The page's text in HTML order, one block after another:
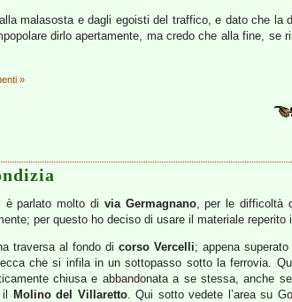
malasosta e dagli egoisti del traffico, e dato che
dirlo apertamente, ma credo che alla fine, se
»
è parlato molto di via Germagnano, per le difficoltà
per questo ho deciso di usare il materiale
traversa al fondo di corso Vercelli; appena
che si infila in un sottopasso sotto la ferrovia.
chiusa e abbandonata a se stessa, anche
Molino del Villaretto. Qui sotto vedete l’area su